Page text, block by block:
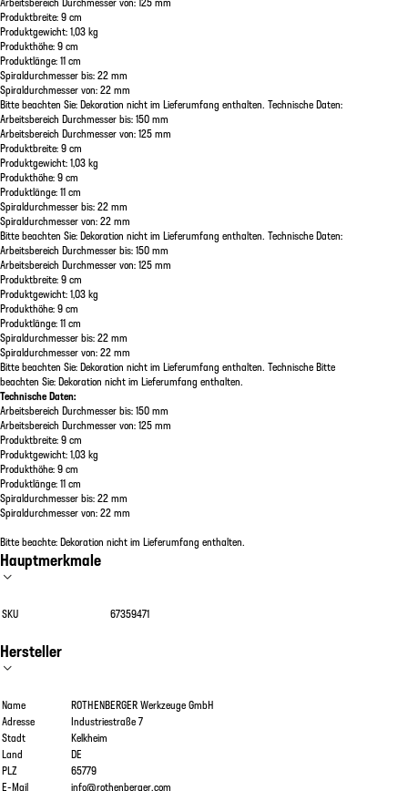
Produktbreite: 9 cm
Produktgewicht: 1,03 kg
Produkthöhe: 9 cm
Produktlänge: 11 cm
Spiraldurchmesser bis: 22 mm
Spiraldurchmesser von: 22 mm
Bitte beachten Sie: Dekoration nicht im Lieferumfang enthalten. Technische Daten:
Arbeitsbereich Durchmesser bis: 150 mm
Arbeitsbereich Durchmesser von: 125 mm
Produktbreite: 9 cm
Produktgewicht: 1,03 kg
Produkthöhe: 9 cm
Produktlänge: 11 cm
Spiraldurchmesser bis: 22 mm
Spiraldurchmesser von: 22 mm
Bitte beachten Sie: Dekoration nicht im Lieferumfang enthalten. Technische Daten:
Arbeitsbereich Durchmesser bis: 150 mm
Arbeitsbereich Durchmesser von: 125 mm
Produktbreite: 9 cm
Produktgewicht: 1,03 kg
Produkthöhe: 9 cm
Produktlänge: 11 cm
Spiraldurchmesser bis: 22 mm
Spiraldurchmesser von: 22 mm
Bitte beachten Sie: Dekoration nicht im Lieferumfang enthalten. Technische Bitte
beachten Sie: Dekoration nicht im Lieferumfang enthalten.
Technische Daten:
Arbeitsbereich Durchmesser bis: 150 mm
Arbeitsbereich Durchmesser von: 125 mm
Produktbreite: 9 cm
Produktgewicht: 1,03 kg
Produkthöhe: 9 cm
Produktlänge: 11 cm
Spiraldurchmesser bis: 22 mm
Spiraldurchmesser von: 22 mm
Bitte beachte: Dekoration nicht im Lieferumfang enthalten.
Hauptmerkmale
SKU 67359471
Hersteller
Name
ROTHENBERGER Werkzeuge GmbH
Adresse
Industriestraße 7
Stadt
Kelkheim
Land
DE
PLZ
65779
E-Mail
info@rothenberger.com